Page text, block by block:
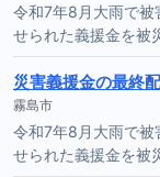
令和7年8月大雨で被
せられた義援金を被
災害義援金の最終
霧島市
令和7年8月大雨で被
せられた義援金を被